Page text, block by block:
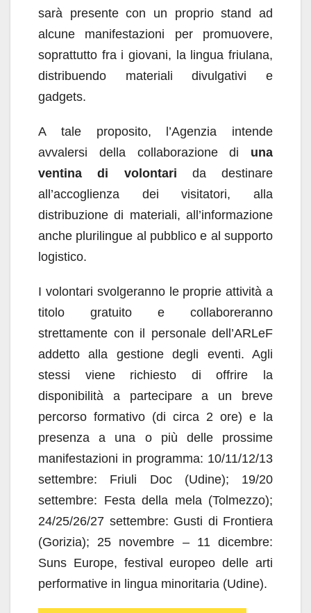
sarà presente con un proprio stand ad
alcune manifestazioni per promuovere,
soprattutto fra i giovani, la lingua friulana,
distribuendo materiali divulgativi e
gadgets.
A tale proposito, l’Agenzia intende
avvalersi della collaborazione di una
ventina di volontari da destinare
all’accoglienza dei visitatori, alla
distribuzione di materiali, all’informazione
anche plurilingue al pubblico e al supporto
logistico.
I volontari svolgeranno le proprie attività a
titolo gratuito e collaboreranno
strettamente con il personale dell’ARLeF
addetto alla gestione degli eventi. Agli
stessi viene richiesto di offrire la
disponibilità a partecipare a un breve
percorso formativo (di circa 2 ore) e la
presenza a una o più delle prossime
manifestazioni in programma: 10/11/12/13
settembre: Friuli Doc (Udine); 19/20
settembre: Festa della mela (Tolmezzo);
24/25/26/27 settembre: Gusti di Frontiera
(Gorizia); 25 novembre – 11 dicembre:
Suns Europe, festival europeo delle arti
performative in lingua minoritaria (Udine).